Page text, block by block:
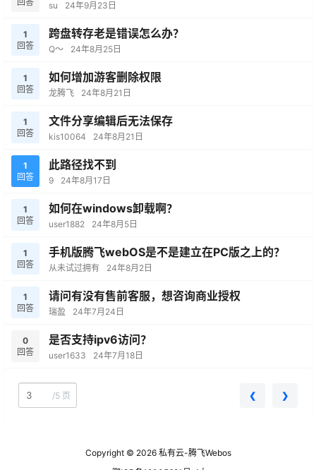
su 24年9月23日
1
回答
跨盘转存老是错误怎么办？
Q～ 24年8月25日
1
回答
如何增加游客删除权限
龙腾飞 24年8月21日
1
回答
文件分享编辑后无法保存
kis10064 24年8月21日
1
回答
此路径找不到
9 24年8月17日
1
回答
如何在windows卸载啊？
user1882 24年8月5日
1
回答
手机版腾飞webOS是不是建立在PC版之上的？
从未试过拥有 24年8月2日
1
回答
请问有没有售前客服，想咨询商业授权
瑞盈 24年7月24日
0
回答
是否支持ipv6访问？
user1633 24年7月18日
/5 页 ❮ ❯
客户机没有外网，想用webos里的浏览器
Copyright © 2026私有云-腾飞Webos